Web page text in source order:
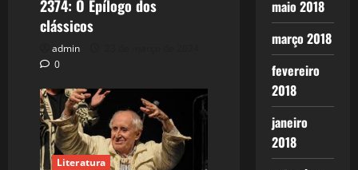
2374: O Epílogo dos
clássicos
admin
0
Literatura
maio 2018
março 2018
fevereiro
2018
janeiro
2018